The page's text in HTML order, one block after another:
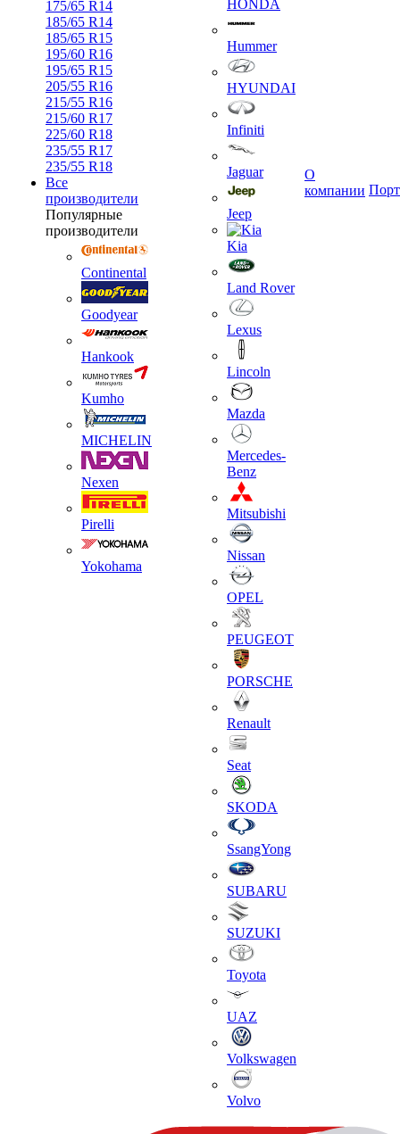
175/65 R14
185/65 R14
185/65 R15
195/60 R16
195/65 R15
205/55 R16
215/55 R16
215/60 R17
225/60 R18
235/55 R17
235/55 R18
Все
производители
Популярные
производители
Continental
Goodyear
Hankook
Kumho
MICHELIN
Nexen
Pirelli
Yokohama
HONDA
Hummer
HYUNDAI
Infiniti
Jaguar
Jeep
Kia
Land Rover
Lexus
Lincoln
Mazda
Mercedes-
Benz
Mitsubishi
Nissan
OPEL
PEUGEOT
PORSCHE
Renault
Seat
SKODA
SsangYong
SUBARU
SUZUKI
Toyota
UAZ
Volkswagen
Volvo
О
компании